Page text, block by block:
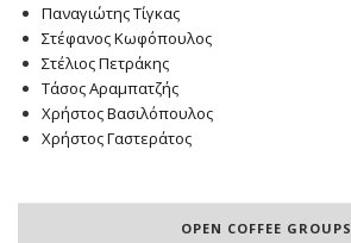
Παναγιώτης Τίγκας
Στέφανος Κωφόπουλος
Στέλιος Πετράκης
Τάσος Αραμπατζής
Χρήστος Βασιλόπουλος
Χρήστος Γαστεράτος
OPEN COFFEE GROUPS